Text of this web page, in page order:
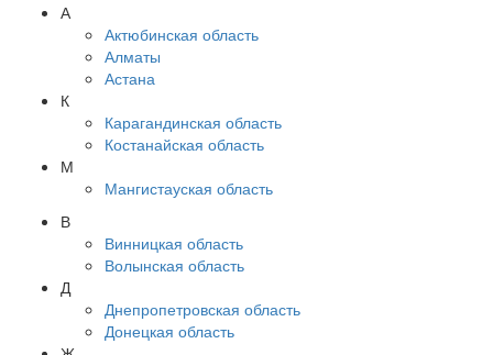
А
Актюбинская область
Алматы
Астана
К
Карагандинская область
Костанайская область
М
Мангистауская область
В
Винницкая область
Волынская область
Д
Днепропетровская область
Донецкая область